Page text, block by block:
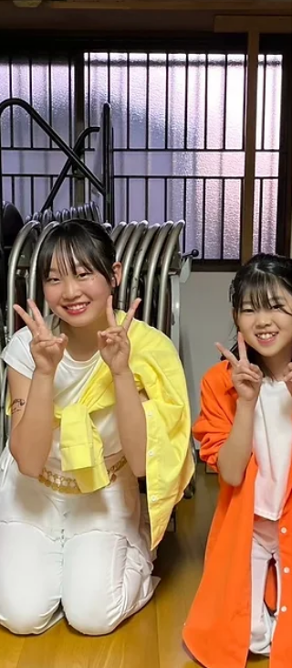
こんにちは！ 大宮教室Free styleクラスを10月か
11月の公演に向けた練習 ・ジャンプ ・柔軟 ・筋
トレ（体幹） ・プリエ 約1年ぶりのレッスンでし
た！ みんなのダンスも成長していて、ちょっと
姉さんになったかな？🤭 新しい生徒さんをお迎
して、自己紹介からスタート！ 趣味の共有もで
てそれぞれがいろんなことに挑戦しながら過ごし
ているのはとても素敵だなと！ ダンスと答えて
子もいてやっぱり向上心の高さはこのフリースタ
イルクラスならではの空気感ですね！ 今季は細
いところからおさらいをして、全体の底上げがで
きたらと思います！ もっとダンスを楽しめるよ
に基礎練習を頑張りましょう🥰 写真は、以前み
なと撮ったものです🫶🏻🫶🏻 🔸大宮教室
クラス詳細 https://www.tiaradance.com/omiya-
free-style ＊-＊-＊-＊-＊-＊-＊-＊-＊-＊-＊ 新メ
バー募集中‼️ 見学•体験0円✨ お気軽にDMまたは
tiara.danc